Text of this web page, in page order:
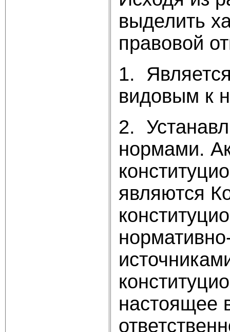
выделить
правовой
1.
видовым к
2.
нормами.
являются
настоящее